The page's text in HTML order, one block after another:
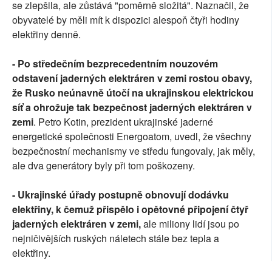
se zlepšila, ale zůstává "poměrně složitá". Naznačil, že
obyvatelé by měli mít k dispozici alespoň čtyři hodiny
elektřiny denně.
- Po středečním bezprecedentním nouzovém
odstavení jaderných elektráren v zemi rostou obavy,
že Rusko neúnavně útočí na ukrajinskou elektrickou
síť a ohrožuje tak bezpečnost jaderných elektráren v
zemi. Petro Kotin, prezident ukrajinské jaderné
energetické společnosti Energoatom, uvedl, že všechny
bezpečnostní mechanismy ve středu fungovaly, jak měly,
ale dva generátory byly při tom poškozeny.
- Ukrajinské úřady postupně obnovují dodávku
elektřiny, k čemuž přispělo i opětovné připojení čtyř
jaderných elektráren v zemi,ale miliony lidí jsou po
nejničivějších ruských náletech stále bez tepla a
elektřiny.